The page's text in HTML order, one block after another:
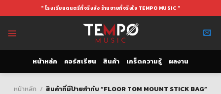
to
" โรงเรียนดนตรีที่จริงจัง ร้านขายที่จริงใจ TEMPO MUSIC "
หน้าหลัก คอร์สเรียน สินค้า เกร็ดความรู้ ผลงาน
หน้าหลัก / สินค้าที่มีป้ายกำกับ “FLOOR TOM MOUNT STICK BAG”